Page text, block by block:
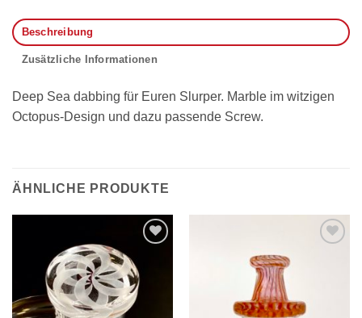
Beschreibung
Zusätzliche Informationen
Deep Sea dabbing für Euren Slurper. Marble im witzigen
Octopus-Design und dazu passende Screw.
ÄHNLICHE PRODUKTE
Auf die
Wunschliste
Wunschliste